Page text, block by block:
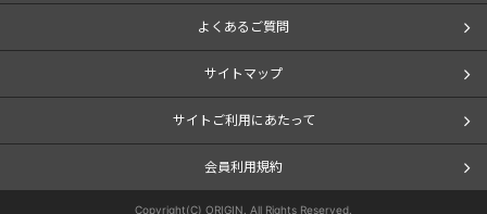
よくあるご質問
サイトマップ
サイトご利用にあたって
会員利用規約
Copyright(C) ORIGIN. All Rights Reserved.